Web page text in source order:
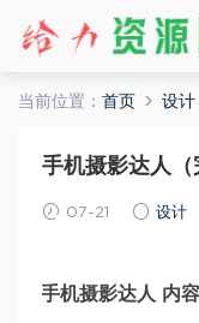
当前位置： 首页 设计
手机摄影达人
07-21 设计
手机摄影达人 内